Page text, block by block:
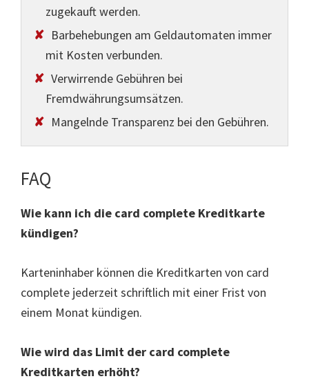
zugekauft werden.
Barbehebungen am Geldautomaten immer
mit Kosten verbunden.
Verwirrende Gebühren bei
Fremdwährungsumsätzen.
Mangelnde Transparenz bei den Gebühren.
FAQ
Wie kann ich die card complete Kreditkarte
kündigen?
Karteninhaber können die Kreditkarten von card
complete jederzeit schriftlich mit einer Frist von
einem Monat kündigen.
Wie wird das Limit der card complete
Kreditkarten erhöht?